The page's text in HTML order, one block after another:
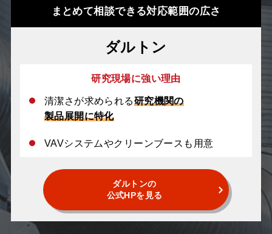
まとめて相談できる対応範囲の広さ
ダルトン
研究現場に強い理由
清潔さが求められる研究機関の
製品展開に特化
VAVシステムやクリーンブースも用意
ダルトンの
公式HPを見る